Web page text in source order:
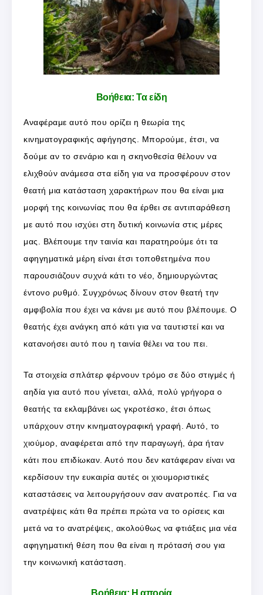
Βοήθεια: Τα είδη
Αναφέραμε αυτό που ορίζει η θεωρία της
κινηματογραφικής αφήγησης. Μπορούμε, έτσι, να
δούμε αν το σενάριο και η σκηνοθεσία θέλουν να
ελιχθούν ανάμεσα στα είδη για να προσφέρουν στον
θεατή μια κατάσταση χαρακτήρων που θα είναι μια
μορφή της κοινωνίας που θα έρθει σε αντιπαράθεση
με αυτό που ισχύει στη δυτική κοινωνία στις μέρες
μας. Βλέπουμε την ταινία και παρατηρούμε ότι τα
αφηγηματικά μέρη είναι έτσι τοποθετημένα που
παρουσιάζουν συχνά κάτι το νέο, δημιουργώντας
έντονο ρυθμό. Συγχρόνως δίνουν στον θεατή την
αμφιβολία που έχει να κάνει με αυτό που βλέπουμε. Ο
θεατής έχει ανάγκη από κάτι για να ταυτιστεί και να
κατανοήσει αυτό που η ταινία θέλει να του πει.
Τα στοιχεία σπλάτερ φέρνουν τρόμο σε δύο στιγμές ή
αηδία για αυτό που γίνεται, αλλά, πολύ γρήγορα ο
θεατής τα εκλαμβάνει ως γκροτέσκο, έτσι όπως
υπάρχουν στην κινηματογραφική γραφή. Αυτό, το
χιούμορ, αναφέρεται από την παραγωγή, άρα ήταν
κάτι που επιδίωκαν. Αυτό που δεν κατάφεραν είναι να
κερδίσουν την ευκαιρία αυτές οι χιουμοριστικές
καταστάσεις να λειτουργήσουν σαν ανατροπές. Για να
ανατρέψεις κάτι θα πρέπει πρώτα να το ορίσεις και
μετά να το ανατρέψεις, ακολούθως να φτιάξεις μια νέα
αφηγηματική θέση που θα είναι η πρότασή σου για
την κοινωνική κατάσταση.
Βοήθεια: Η απορία